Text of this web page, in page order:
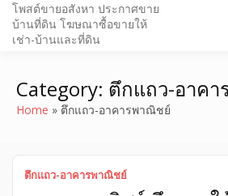
โพสต์ขายอสังหา ประกาศขาย
บ้านที่ดิน โฆษณาซื้อขายให้
เช่า-บ้านและที่ดิน
Category: ตึกแถว-อาค
Home ตึกแถว-อาคารพาณิชย์
ตึกแถว-อาคารพาณิชย์